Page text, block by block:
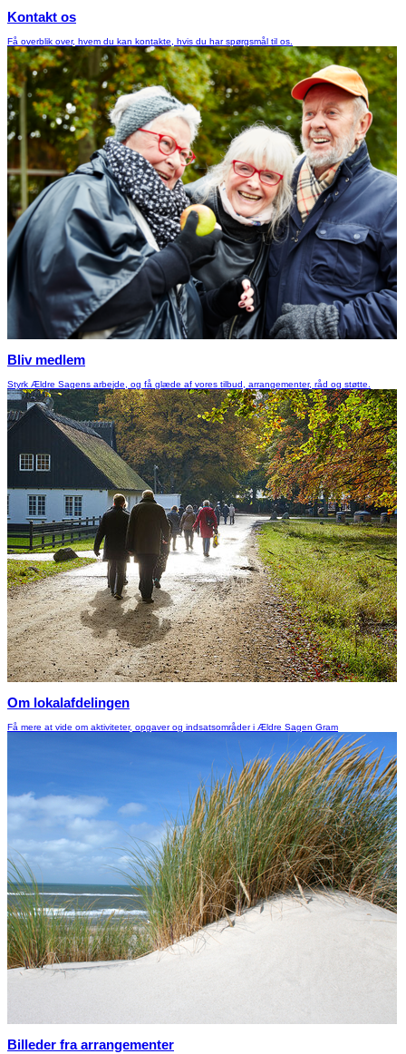
Kontakt os
Få overblik over, hvem du kan kontakte, hvis du har spørgsmål til os.
Bliv medlem
Styrk Ældre Sagens arbejde, og få glæde af vores tilbud, arrangementer, råd og støtte.
Om lokalafdelingen
Få mere at vide om aktiviteter, opgaver og indsatsområder i Ældre Sagen Gram
Billeder fra arrangementer